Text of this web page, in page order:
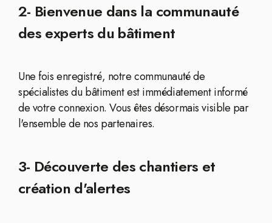
2- Bienvenue dans la communauté
des experts du bâtiment
Une fois enregistré, notre communauté de
spécialistes du bâtiment est immédiatement informé
de votre connexion. Vous êtes désormais visible par
l'ensemble de nos partenaires.
3- Découverte des chantiers et
création d'alertes